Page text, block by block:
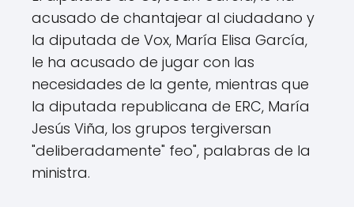
acusado de chantajear al ciudadano y
la diputada de Vox, María Elisa García,
le ha acusado de jugar con las
necesidades de la gente, mientras que
la diputada republicana de ERC, María
Jesús Viña, los grupos tergiversan
"deliberadamente" feo", palabras de la
ministra.